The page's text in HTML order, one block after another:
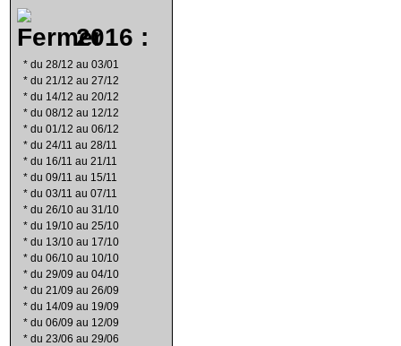
2016 :
* du 28/12 au 03/01
* du 21/12 au 27/12
* du 14/12 au 20/12
* du 08/12 au 12/12
* du 01/12 au 06/12
* du 24/11 au 28/11
* du 16/11 au 21/11
* du 09/11 au 15/11
* du 03/11 au 07/11
* du 26/10 au 31/10
* du 19/10 au 25/10
* du 13/10 au 17/10
* du 06/10 au 10/10
* du 29/09 au 04/10
* du 21/09 au 26/09
* du 14/09 au 19/09
* du 06/09 au 12/09
* du 23/06 au 29/06